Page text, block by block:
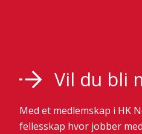
Vil du bli
Med et medlemskap i HK
fellesskap hvor jobber